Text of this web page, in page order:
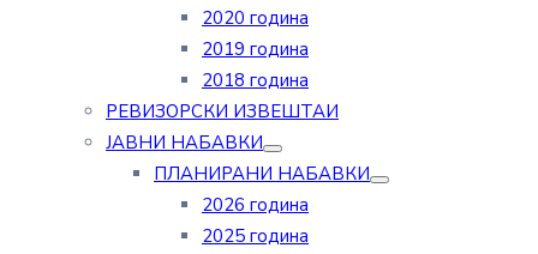
2020 година
2019 година
2018 година
РЕВИЗОРСКИ ИЗВЕШТАИ
ЈАВНИ НАБАВКИ
ПЛАНИРАНИ НАБАВКИ
2026 година
2025 година